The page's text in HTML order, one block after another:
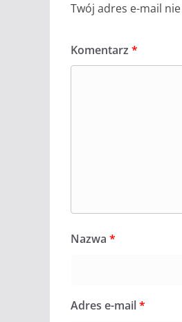
Twój adres e-mail
Komentarz *
Nazwa *
Adres e-mail*